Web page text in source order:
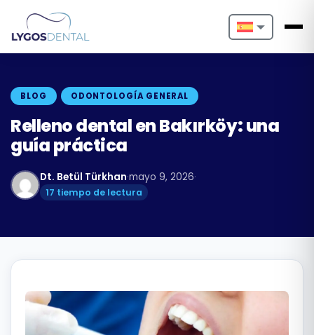
Nederlands
Français
Български
BLOG ODONTOLOGÍA GENERAL
Relleno dental en Bakırköy: una
guía práctica
Dt. Betül Türkhan·mayo 9, 2026·
17 tiempo de lectura